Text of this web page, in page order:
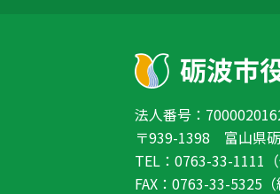
法人番号：
〒939-1398 富山県
TEL：0763-33-1111（
FAX：0763-33-5325（